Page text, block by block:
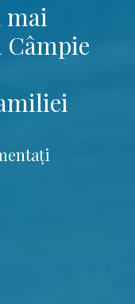
mai
Câmpie